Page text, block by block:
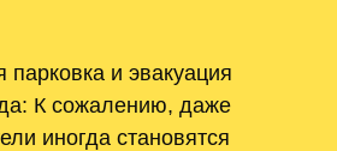
парковка и эвакуация
К сожалению, даже
иногда становятся